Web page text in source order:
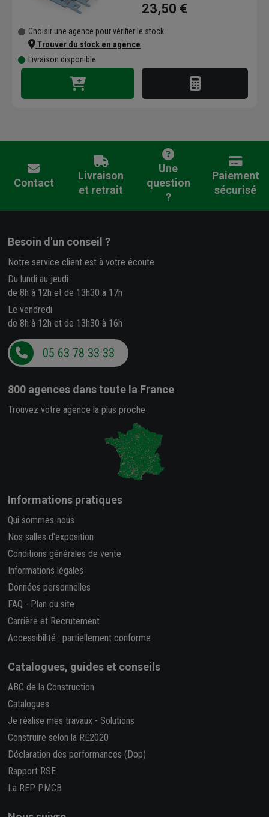
23,50 €
Choisir une agence pour vérifier le stock
Trouver du stock en agence
Livraison disponible
Contact
Livraison
et retrait
Une
question
?
Paiement
sécurisé
Besoin d'un conseil ?
Notre service client est à votre écoute
Du lundi au jeudi
de 8h à 12h et de 13h30 à 17h
Le vendredi
de 8h à 12h et de 13h30 à 16h
05 63 78 33 33
800 agences dans toute la France
Trouvez votre agence la plus proche
Informations pratiques
Qui sommes-nous
Nos salles d'exposition
Conditions générales de vente
Informations légales
Données personnelles
FAQ - Plan du site
Carrière et Recrutement
Accessibilité : partiellement conforme
Catalogues, guides et conseils
ABC de la Construction
Catalogues
Je réalise mes travaux - Solutions
Construire selon la RE2020
Déclaration des performances (Dop)
Rapport RSE
La REP PMCB